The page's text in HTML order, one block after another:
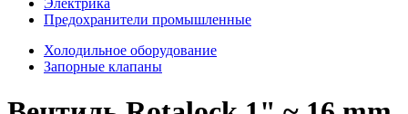
Электрика
Предохранители промышленные
Холодильное оборудование
Запорные клапаны